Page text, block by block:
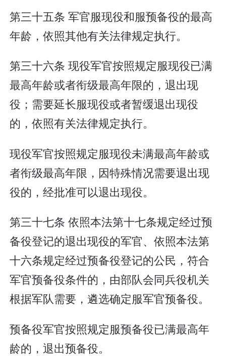
第三十五条 军官服现役和服预备役的最高
年龄，依照其他有关法律规定执行。
第三十六条 现役军官按照规定服现役已满
最高年龄或者衔级最高年限的，退出现
役；需要延长服现役或者暂缓退出现役
的，依照有关法律规定执行。
现役军官按照规定服现役未满最高年龄或
者衔级最高年限，因特殊情况需要退出现
役的，经批准可以退出现役。
第三十七条 依照本法第十七条规定经过预
备役登记的退出现役的军官、依照本法第
十六条规定经过预备役登记的公民，符合
军官预备役条件的，由部队会同兵役机关
根据军队需要，遴选确定服军官预备役。
预备役军官按照规定服预备役已满最高年
龄的，退出预备役。